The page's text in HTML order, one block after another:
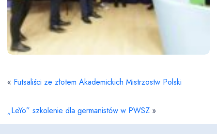
« Futsaliści ze złotem Akademickich Mistrzostw Polski
„LeYo” szkolenie dla germanistów w PWSZ »